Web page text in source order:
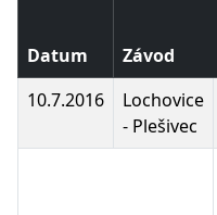
Datum Závod
10.7.2016
Lochovice
- Plešivec